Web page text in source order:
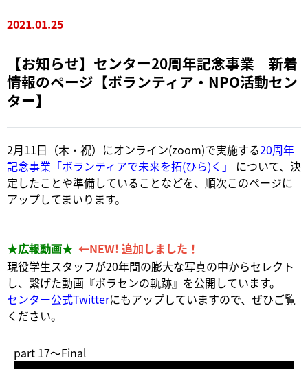
2021.01.25
【お知らせ】センター20周年記念事業 新着
情報のページ【ボランティア・NPO活動セン
ター】
2月11日（木・祝）にオンライン(zoom)で実施する20周年
記念事業「ボランティアで未来を拓(ひら)く」
について、決
定したことや準備していることなどを、順次このページに
アップしてまいります。
★広報動画★ ←NEW! 追加しました！
現役学生スタッフが20年間の膨大な写真の中からセレクト
し、繋げた動画『ボラセンの軌跡』を公開しています。
センター公式Twitterにもアップしていますので、ぜひご覧
ください。
part 17～Final